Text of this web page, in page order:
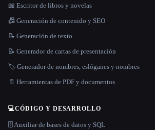
📖 Escritor de libros y novelas
📠 Generación de contenido y SEO
📝 Generación de texto
📝 Generador de cartas de presentación
🏷️ Generador de nombres, eslóganes y nombres
📄 Herramientas de PDF y documentos
💻CÓDIGO Y DESARROLLO
🗄️ Auxiliar de bases de datos y SQL